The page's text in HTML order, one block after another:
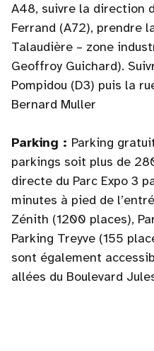
A48, suivre la direction
Ferrand (A72), prendre
Talaudière – zone
Geoffroy Guichard).
Pompidou (D3) puis la
Bernard Muller
Parking : Parking
parkings soit plus de
directe du Parc Expo 3
minutes à pied de
Zénith (1200 places),
Parking Treyve (155
sont également
allées du Boulevard